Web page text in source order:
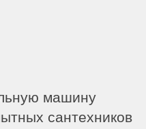
машину
сантехников